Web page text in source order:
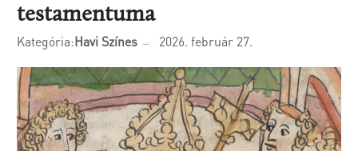
testamentuma
Kategória:Havi Színes 2026. február 27.